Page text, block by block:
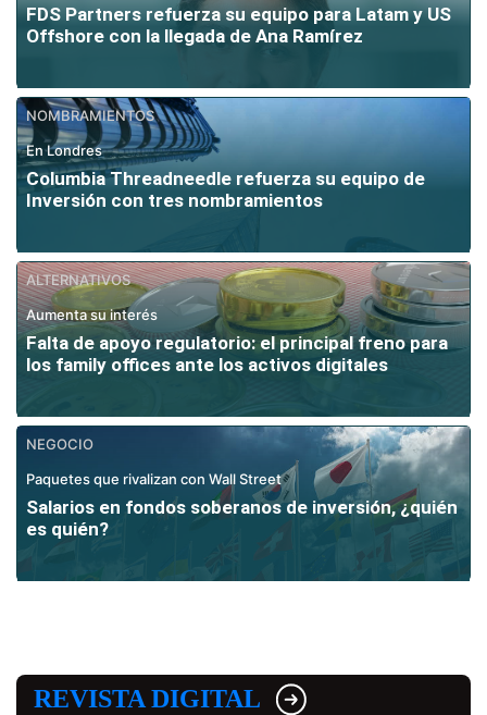
FDS Partners refuerza su equipo para Latam y US
Offshore con la llegada de Ana Ramírez
NOMBRAMIENTOS
En Londres
Columbia Threadneedle refuerza su equipo de
Inversión con tres nombramientos
ALTERNATIVOS
Aumenta su interés
Falta de apoyo regulatorio: el principal freno para
los family offices ante los activos digitales
NEGOCIO
Paquetes que rivalizan con Wall Street
Salarios en fondos soberanos de inversión, ¿quién
es quién?
REVISTA DIGITAL